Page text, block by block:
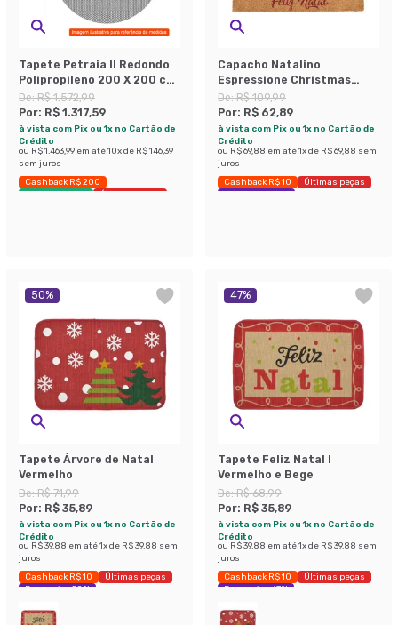
Tapete Petraia II Redondo
Polipropileno 200 X 200 cm
Marrom
De:R$ 1.572,99
Por: R$ 1.317,59
à vista com Pix ou 1x no Cartão de
Crédito
ou R$ 1.463,99 em até10x de R$ 146,39
sem juros
Cashback R$ 200
Envio Imediato
Últimas peças
Capacho Natalino
Espressione Christmas
Bege
De:R$ 109,99
Por: R$ 62,89
à vista com Pix ou 1x no Cartão de
Crédito
ou R$ 69,88 em até1x de R$ 69,88 sem
juros
Cashback R$ 10
Últimas peças
Economize 42%
50%
Tapete Árvore de Natal
Vermelho
De:R$ 71,99
Por: R$ 35,89
à vista com Pix ou 1x no Cartão de
Crédito
ou R$ 39,88 em até1x de R$ 39,88 sem
juros
Cashback R$ 10
Últimas peças
Economize 50%
47%
Tapete Feliz Natal I
Vermelho e Bege
De:R$ 68,99
Por: R$ 35,89
à vista com Pix ou 1x no Cartão de
Crédito
ou R$ 39,88 em até1x de R$ 39,88 sem
juros
Cashback R$ 10
Últimas peças
Economize 47%